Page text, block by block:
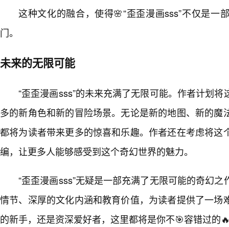
这种文化的融合，使得🌸“歪歪漫画sss”不仅是一
门。
未来的无限可能
“歪歪漫画sss”的未来充满了无限可能。作者计划
多的新角色和新的冒险场景。无论是新的地图、新的魔
都将为读者带来更多的惊喜和乐趣。作者还在考虑将这
编，让更多人能够感受到这个奇幻世界的魅力。
“歪歪漫画sss”无疑是一部充满了无限可能的奇幻
情节、深厚的文化内涵和教育价值，为读者提供了一场
的新手，还是资深爱好者，这里都将是你不🎯容错过的